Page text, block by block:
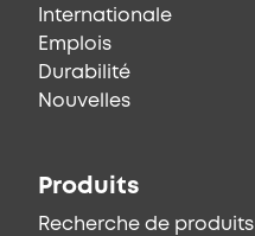
Internationale
Emplois
Durabilité
Nouvelles
Produits
Recherche de produits